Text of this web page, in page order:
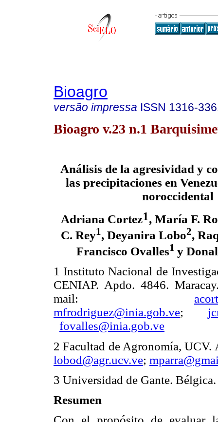
Bioagro
versão impressa ISSN 1316-
Bioagro v.23 n.1
Análisis de la agresividad y
las precipitaciones en
noroccidental
Adriana Cortez1, María F.
C. Rey1, Deyanira Lobo2,
Francisco Ovalles1 y
1 Instituto Nacional de
CENIAP. Apdo. 4846.
mail:
mfrodriguez@inia.gob.ve;
fovalles@inia.gob.ve
2 Facultad de Agronomía,
lobod@agr.ucv.ve;
3 Universidad de Gante.
Resumen